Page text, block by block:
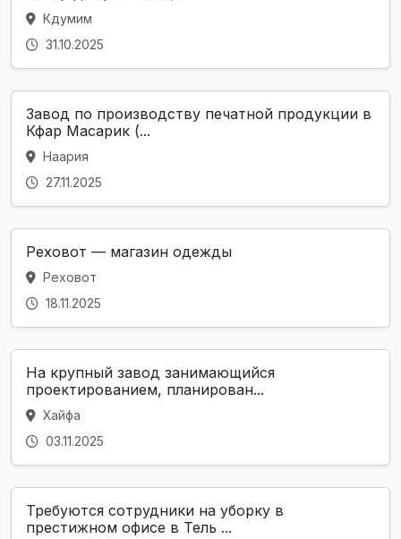
Кдумим
31.10.2025
Завод по производству печатной продукции в
Кфар Масарик (...
Наария
27.11.2025
Реховот — магазин одежды
Реховот
18.11.2025
На крупный завод занимающийся
проектированием, планирован...
Хайфа
03.11.2025
Требуются сотрудники на уборку в
престижном офисе в Тель ...